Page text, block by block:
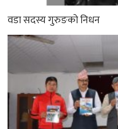
वडा सदस्य गुरुङको निधन